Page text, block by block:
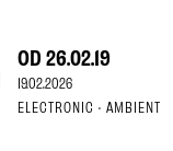
OD 26.02.19
19.02.2026
ELECTRONIC · AMBIENT